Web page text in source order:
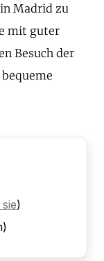
Madrid zu
mit guter
Besuch der
)